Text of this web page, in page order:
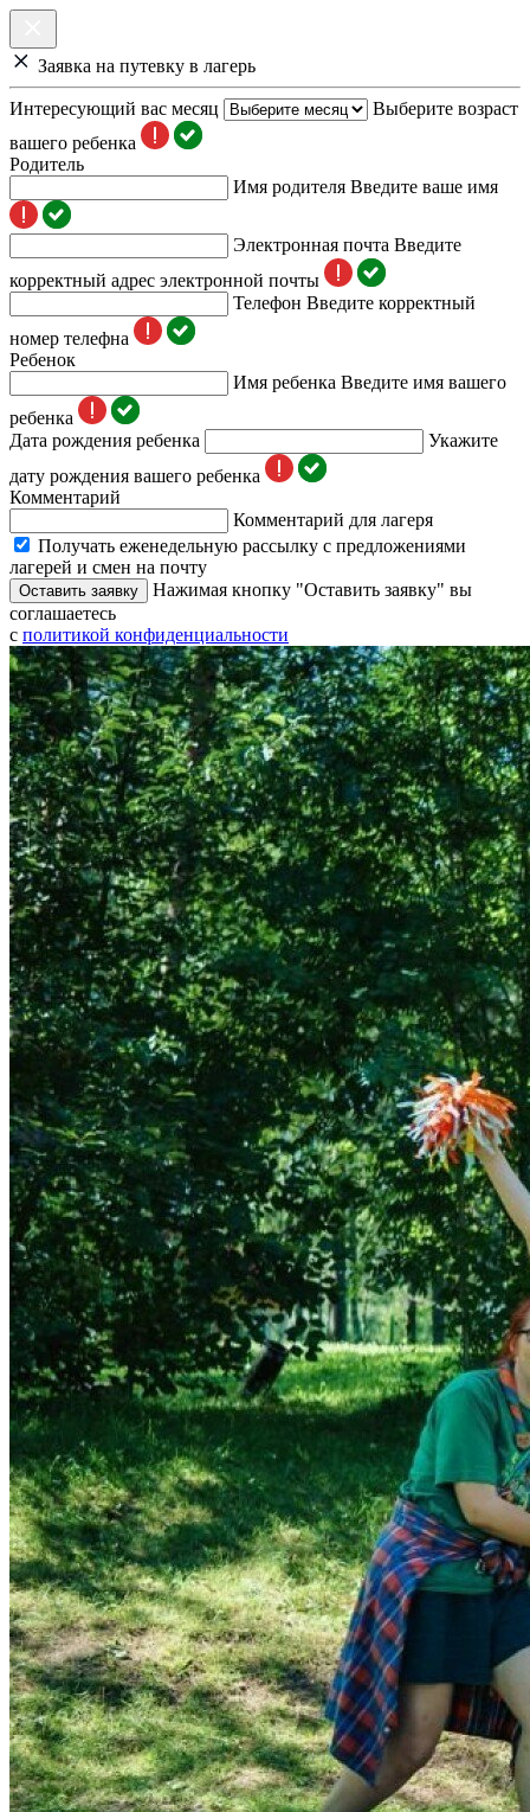
Заявка на путевку в лагерь
Интересующий вас месяц
Выберите возраст
вашего ребенка
Родитель
Имя родителя Введите ваше имя
Электронная почта Введите
корректный адрес электронной почты
Телефон Введите корректный
номер телефна
Ребенок
Имя ребенка Введите имя вашего
ребенка
Дата рождения ребенка
Укажите
дату рождения вашего ребенка
Комментарий
Комментарий для лагеря
Получать еженедельную рассылку с предложениями
лагерей и смен на почту
Оставить заявку
Нажимая кнопку "Оставить заявку" вы
соглашаетесь
с политикой конфиденциальности